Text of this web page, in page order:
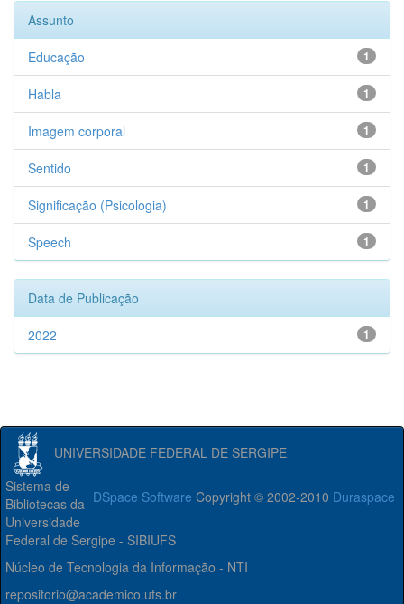
Assunto
1
Educação
1
Habla
1
Imagem corporal
1
Sentido
1
Significação (Psicologia)
1
Speech
Data de Publicação
1
2022
UNIVERSIDADE FEDERAL DE SERGIPE
DSpace Software Copyright © 2002-2010 Duraspace
Sistema de
Bibliotecas da
Universidade
Federal de Sergipe - SIBIUFS
Núcleo de Tecnologia da Informação - NTI
repositorio@academico.ufs.br